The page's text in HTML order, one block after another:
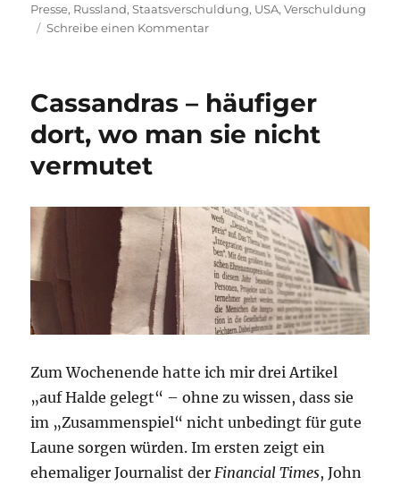
am
Presse, Russland,Staatsverschuldung, USA,Verschuldung
Schreibe einen Kommentarzu
8.
Oktober
2018
Verschuldung
//
Russland
Cassandras – häufiger
dort, wo man sie nicht
vermutet
Zum Wochenende hatte ich mir drei Artikel
„auf Halde gelegt“ – ohne zu wissen, dass sie
im „Zusammenspiel“ nicht unbedingt für gute
Laune sorgen würden. Im ersten zeigt ein
ehemaliger Journalist der Financial Times, John